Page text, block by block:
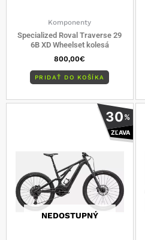
Komponenty
Specialized Roval Traverse 29
6B XD Wheelset kolesá
800,00€
PRIDAŤ DO KOŠÍKA
30%
ZĽAVA
NEDOSTUPNÝ
Tento
produkt
má
Možnosti
si
môžete